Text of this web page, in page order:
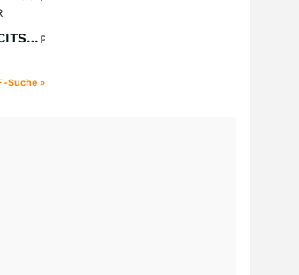
iShares MSCI EM Asia UCITS ETF Perf. 1 Jahr
Suche »